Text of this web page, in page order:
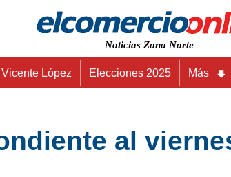
Noticias Zona Norte
Vicente López Elecciones 2025 Más
al